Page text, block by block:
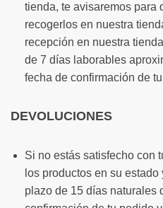
tienda, te avisaremos para
recogerlos en nuestra
recepción en nuestra
de 7 días laborables
fecha de confirmación de
DEVOLUCIONES
Si no estás satisfecho con
los productos en su
plazo de 15 días naturales